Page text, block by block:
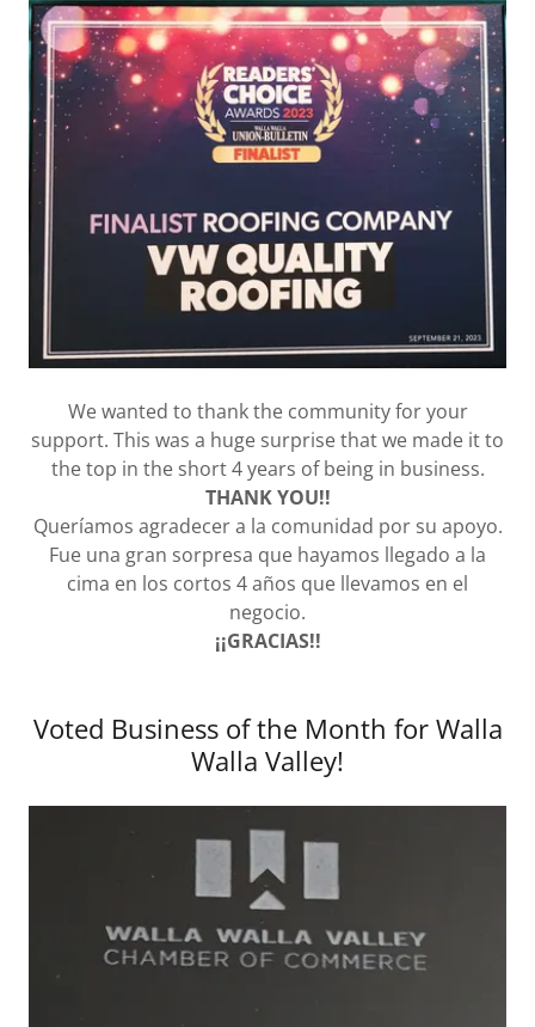
We wanted to thank the community for your
support. This was a huge surprise that we made it to
the top in the short 4 years of being in business.
THANK YOU!!
Queríamos agradecer a la comunidad por su apoyo.
Fue una gran sorpresa que hayamos llegado a la
cima en los cortos 4 años que llevamos en el
negocio.
¡¡GRACIAS!!
Voted Business of the Month for Walla
Walla Valley!